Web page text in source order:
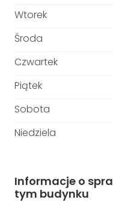
Wtorek
Środa
Czwartek
Piątek
Sobota
Niedziela
Informacje o
tym budynku